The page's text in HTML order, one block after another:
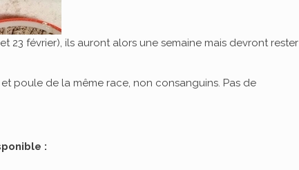
23 février), ils auront alors une semaine mais devront rester
poule de la même race, non consanguins. Pas de
: